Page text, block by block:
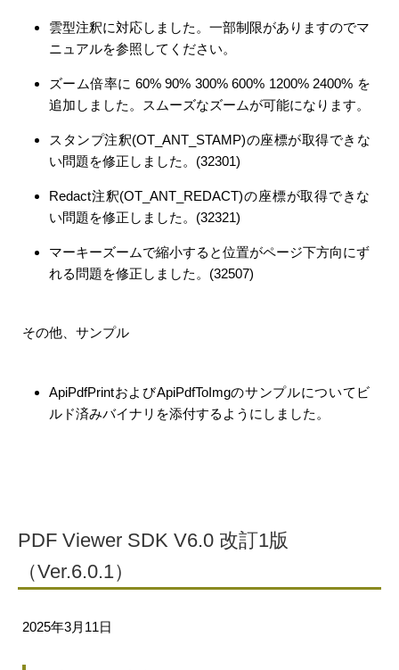
雲型注釈に対応しました。一部制限がありますのでマ
ニュアルを参照してください。
ズーム倍率に 60% 90% 300% 600% 1200% 2400% を
追加しました。スムーズなズームが可能になります。
スタンプ注釈(OT_ANT_STAMP)の座標が取得できな
い問題を修正しました。(32301)
Redact注釈(OT_ANT_REDACT)の座標が取得できな
い問題を修正しました。(32321)
マーキーズームで縮小すると位置がページ下方向にず
れる問題を修正しました。(32507)
その他、サンプル
ApiPdfPrintおよびApiPdfToImgのサンプルについてビ
ルド済みバイナリを添付するようにしました。
PDF Viewer SDK V6.0 改訂1版
（Ver.6.0.1）
2025年3月11日